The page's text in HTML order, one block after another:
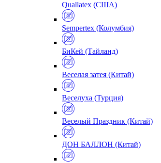
Quallatex (США)
Sempertex (Колумбия)
БиКей (Тайланд)
Веселая затея (Китай)
Веселуха (Турция)
Веселый Праздник (Китай)
ДОН БАЛЛОН (Китай)